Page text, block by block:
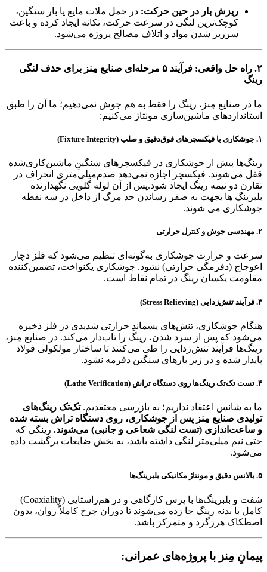
ریزش بار در حین حرکت: در حمل ملات مایع یا بار سنگین،
کوچک‌ترین لنگی در سرعت حرکت، تکانه ایجاد کرده و باعث
سرریز شدن مواد و اتلاف مصالح پروژه می‌شود.
۲. راه حل واقعی: فرآیند ۵ مرحله‌ای صنایع مِنز برای حذف لنگی
رینگ
ما در صنایع مِنز، رینگ را فقط به هم جوش نمی‌دهیم؛ ما آن را طبق
استانداردهای ماشین‌سازی مونتاژ می‌کنیم:
۱. جوشکاری با فیکسچرهای فوق‌دقیق و صلب (Fixture Integrity)
رینگ‌ها پیش از جوشکاری در فیکسچرهای سنگینِ ماشین‌کاری‌شده
قفل می‌شوند. فیکسچر اجازه نمی‌دهد صدم‌میلی‌متری انحراف در
تقارن دو نیمه رینگ ایجاد شود.پس از آن لوله گلویی نگهدارنده
بلبرینگ ها بجهت به صفر رساندن حد مرگ از داخل در سه نقطه
جوشکاری می شوند.
۲. مهندسی جوش و کنترل حرارتی
سرعت و حرارت جوشکاری به‌گونه‌ای تنظیم می‌شود که فلز دچار
اعوجاج (دفرمگی حرارتی) نشود. جوشکاری یکنواخت، تضمین‌کننده
مقاومت یکسان رینگ در تمام نقاط است.
۳. فرآیند تنش‌زدایی (Stress Relieving)
هنگام جوشکاری، تنش‌های پسماندِ حرارتی شدیدی در فلز ذخیره
می‌شود که پس از سرد شدن، رینگ را تاب‌دار می‌کند. در صنایع مِنز،
رینگ‌ها فرآیند تنش‌زدایی را طی می‌کنند تا ساختار مولکولی فولاد
پایدار شده و در زیر بارهای سنگین دفرمه نشود.
۴. تست تک‌تک رینگ‌ها روی دستگاه تراش (Lathe Verification)
ما به شانس اعتقاد نداریم؛ به بازرسی معتقدیم.تک‌تک رینگ‌های
تولیدی صنایع مِنز پس از جوشکاری، روی دستگاه تراش بسته شده
و ساعت‌اندازی (تست لنگی شعاعی و جانبی) می‌شوند. رینگی که
حتی نیم میلی‌متر لنگی داشته باشد، به بخش ضایعات برگشت داده
می‌شود.
۵. بالانس دقیق و مونتاژ مکانیکی بلبرینگ‌ها
شفت و بلبرینگ‌ها با پرس کارگاهی و در هم‌راستایی (Coaxiality)
کامل با بدنه رینگ جا زده می‌شوند تا دوران چرخ کاملاً روان، بدون
اصطکاک هرزگرد و متمرکز باشد.
پیمانِ مِنز با پروژه‌های عمرانی: